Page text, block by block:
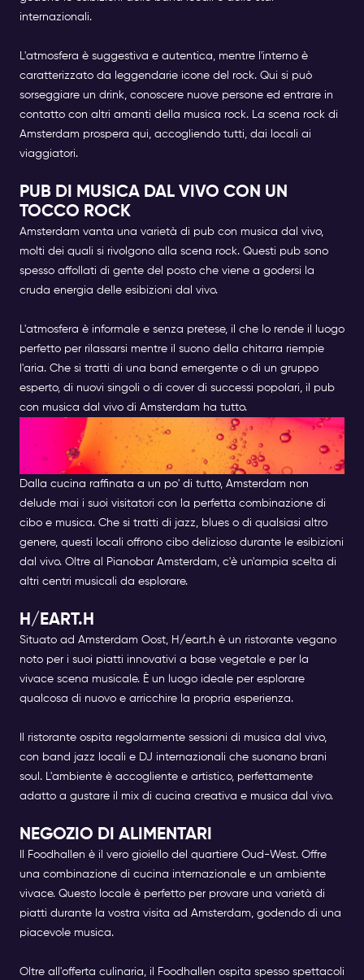
internazionali.
L'atmosfera è suggestiva e autentica, mentre l'interno è
caratterizzato da leggendarie icone del rock. Qui si può
sorseggiare un drink, conoscere nuove persone ed entrare in
contatto con altri amanti della musica rock. La scena rock di
Amsterdam prospera qui, accogliendo tutti, dai locali ai
viaggiatori.
PUB DI MUSICA DAL VIVO CON UN
TOCCO ROCK
Amsterdam vanta una varietà di pub con musica dal vivo,
molti dei quali si rivolgono alla scena rock. Questi pub sono
spesso affollati di gente del posto che viene a godersi la
cruda energia delle esibizioni dal vivo.
L'atmosfera è informale e senza pretese, il che lo rende il luogo
perfetto per rilassarsi mentre il suono della chitarra riempie
l'aria. Che si tratti di una band emergente o di un gruppo
esperto, di nuovi singoli o di cover di successi popolari, il pub
con musica dal vivo di Amsterdam ha tutto.
RISTORANTI CON MUSICA DAL
VIVO AD AMSTERDAM
Dalla cucina raffinata a un po' di tutto, Amsterdam non
delude mai i suoi visitatori con la perfetta combinazione di
cibo e musica. Che si tratti di jazz, blues o di qualsiasi altro
genere, questi locali offrono cibo delizioso durante le esibizioni
dal vivo. Oltre al Pianobar Amsterdam, c'è un'ampia scelta di
altri centri musicali da esplorare.
H/EART.H
Situato ad Amsterdam Oost, H/eart.h è un ristorante vegano
noto per i suoi piatti innovativi a base vegetale e per la
vivace scena musicale. È un luogo ideale per esplorare
qualcosa di nuovo e arricchire la propria esperienza.
Il ristorante ospita regolarmente sessioni di musica dal vivo,
con band jazz locali e DJ internazionali che suonano brani
soul. L'ambiente è accogliente e artistico, perfettamente
adatto a gustare il mix di cucina creativa e musica dal vivo.
NEGOZIO DI ALIMENTARI
Il Foodhallen è il vero gioiello del quartiere Oud-West. Offre
una combinazione di cucina internazionale e un ambiente
vivace. Questo locale è perfetto per provare una varietà di
piatti durante la vostra visita ad Amsterdam, godendo di una
piacevole musica.
Oltre all'offerta culinaria, il Foodhallen ospita spesso spettacoli